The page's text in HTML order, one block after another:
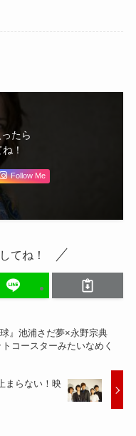
たら
！
Follow Me
てね！
』池浦さだ夢×永野宗典
コースターみたいなめく
まらない！映